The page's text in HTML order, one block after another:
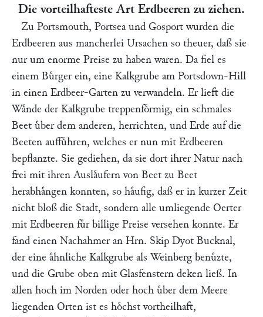
Die vorteilhafteste Art Erdbeeren zu ziehen.
Zu Portsmouth, Portsea und Gosport wurden die
Erdbeeren aus mancherlei Ursachen so theuer, daß sie
nur um enorme Preise zu haben waren. Da fiel es
einem Buͤrger ein, eine Kalkgrube am Portsdown-Hill
in einen Erdbeer-Garten zu verwandeln. Er lieft die
Waͤnde der Kalkgrube treppenfoͤrmig, ein schmales
Beet uͤber dem anderen, herrichten, und Erde auf die
Beeten auffuͤhren, welches er nun mit Erdbeeren
bepflanzte. Sie gediehen, da sie dort ihrer Natur nach
frei mit ihren Auslaͤufern von Beet zu Beet
herabhaͤngen konnten, so haͤufig, daß er in kurzer Zeit
nicht bloß die Stadt, sondern alle umliegende Oerter
mit Erdbeeren fuͤr billige Preise versehen konnte. Er
fand einen Nachahmer an Hrn. Skip Dyot Bucknal,
der eine aͤhnliche Kalkgrube als Weinberg benuͤzte,
und die Grube oben mit Glasfenstern deken ließ. In
allen hoch im Norden oder hoch uͤber dem Meere
liegenden Orten ist es hoͤchst vortheilhaft,